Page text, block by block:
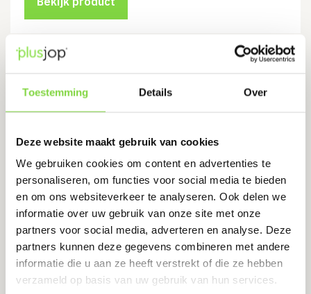
Toestemming Details Over
Deze website maakt gebruik van cookies
We gebruiken cookies om content en advertenties te
personaliseren, om functies voor social media te bieden
en om ons websiteverkeer te analyseren. Ook delen we
informatie over uw gebruik van onze site met onze
partners voor social media, adverteren en analyse. Deze
partners kunnen deze gegevens combineren met andere
informatie die u aan ze heeft verstrekt of die ze hebben
verzameld op basis van uw gebruik van hun services.
€203.12
Bekijk product